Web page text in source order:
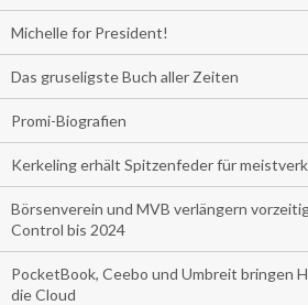
Michelle for President!
Das gruseligste Buch aller Zeiten
Promi-Biografien
Kerkeling erhält Spitzenfeder für
Börsenverein und MVB verlängern
Control bis 2024
PocketBook, Ceebo und Umbreit bringen
die Cloud